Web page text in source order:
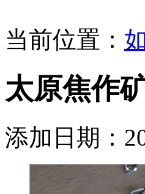
当前位置：
太原焦作
添加日期：